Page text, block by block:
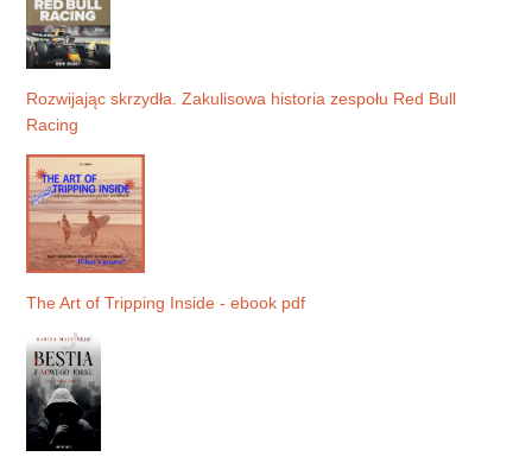
Rozwijając skrzydła. Zakulisowa historia zespołu Red Bull
Racing
The Art of Tripping Inside - ebook pdf